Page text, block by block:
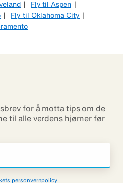
Fly til Aspen
Fly til Oklahoma City
for å motta tips om de
til alle verdens hjørner før
personvernpolicy